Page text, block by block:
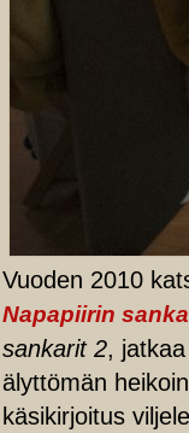
Vuoden 2010
Napapiirin
sankarit 2,
älyttömän
käsikirjoitus